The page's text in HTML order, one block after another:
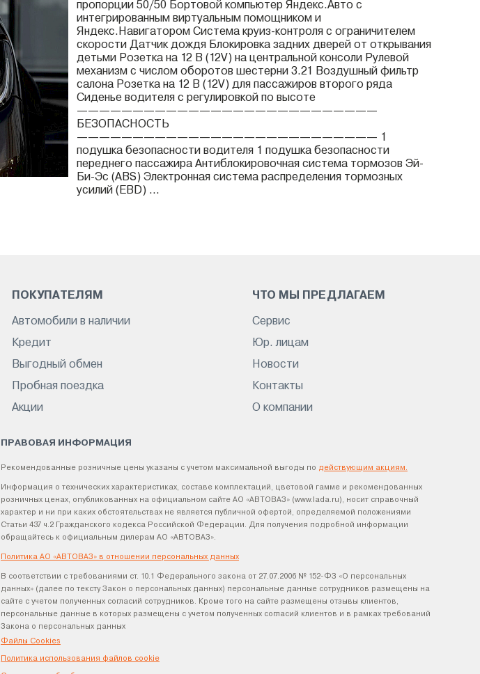
пропорции 50/50 Бортовой компьютер Яндекс.Авто с
интегрированным виртуальным помощником и
Яндекс.Навигатором Система круиз-контроля с ограничителем
скорости Датчик дождя Блокировка задних дверей от открывания
детьми Розетка на 12 В (12V) на центральной консоли Рулевой
механизм с числом оборотов шестерни 3.21 Воздушный фильтр
салона Розетка на 12 В (12V) для пассажиров второго ряда
Сиденье водителя с регулировкой по высоте
———————————————————————————
БЕЗОПАСНОСТЬ
——————————————————————————— 1
подушка безопасности водителя 1 подушка безопасности
переднего пассажира Антиблокировочная система тормозов Эй-
Би-Эс (ABS) Электронная система распределения тормозных
усилий (EBD) ...
ПОКУПАТЕЛЯМ
Автомобили в наличии
Кредит
Выгодный обмен
Пробная поездка
Акции
ЧТО МЫ ПРЕДЛАГАЕМ
Сервис
Юр. лицам
Новости
Контакты
О компании
ПРАВОВАЯ ИНФОРМАЦИЯ
Рекомендованные розничные цены указаны с учетом максимальной выгоды по действующим акциям.
Информация о технических характеристиках, составе комплектаций, цветовой гамме и рекомендованных
розничных ценах, опубликованных на официальном сайте АО «АВТОВАЗ» (www.lada.ru), носит справочный
характер и ни при каких обстоятельствах не является публичной офертой, определяемой положениями
Статьи 437 ч.2 Гражданского кодекса Российской Федерации. Для получения подробной информации
обращайтесь к официальным дилерам АО «АВТОВАЗ».
Политика АО «АВТОВАЗ» в отношении персональных данных
В соответствии с требованиями ст. 10.1 Федерального закона от 27.07.2006 № 152-ФЗ «О персональных
данных» (далее по тексту Закон о персональных данных) персональные данные сотрудников размещены на
сайте с учетом полученных согласий сотрудников. Кроме того на сайте размещены отзывы клиентов,
персональные данные в которых размещены с учетом полученных согласий клиентов и в рамках требований
Закона о персональных данных
Файлы Cookies
Политика использования файлов cookie